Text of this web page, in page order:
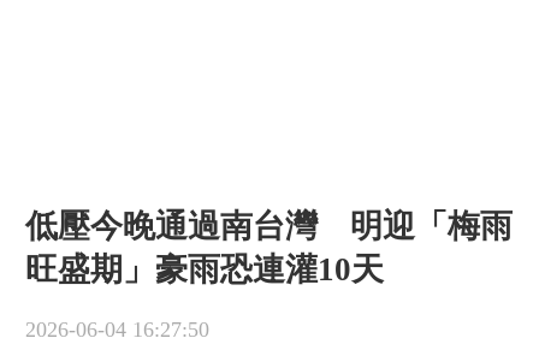
低壓今晚通過南台灣 明迎「梅雨
旺盛期」豪雨恐連灌10天
2026-06-04 16:27:50